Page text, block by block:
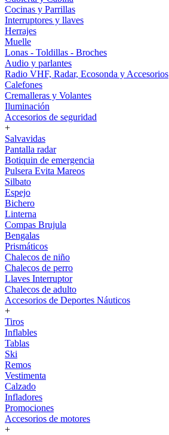
Cocinas y Parrillas
Interruptores y llaves
Herrajes
Muelle
Lonas - Toldillas - Broches
Audio y parlantes
Radio VHF, Radar, Ecosonda y Accesorios
Calefones
Cremalleras y Volantes
Iluminación
Accesorios de seguridad
+
Salvavidas
Pantalla radar
Botiquin de emergencia
Pulsera Evita Mareos
Silbato
Espejo
Bichero
Linterna
Compas Brujula
Bengalas
Prismáticos
Chalecos de niño
Chalecos de perro
Llaves Interruptor
Chalecos de adulto
Accesorios de Deportes Náuticos
+
Tiros
Inflables
Tablas
Ski
Remos
Vestimenta
Calzado
Infladores
Promociones
Accesorios de motores
+